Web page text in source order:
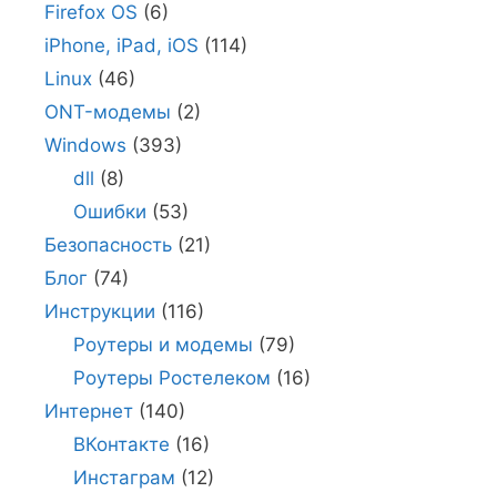
Firefox OS (6)
iPhone, iPad, iOS (114)
Linux (46)
ONT-модемы (2)
Windows (393)
dll (8)
Ошибки (53)
Безопасность (21)
Блог (74)
Инструкции (116)
Роутеры и модемы (79)
Роутеры Ростелеком (16)
Интернет (140)
ВКонтакте (16)
Инстаграм (12)